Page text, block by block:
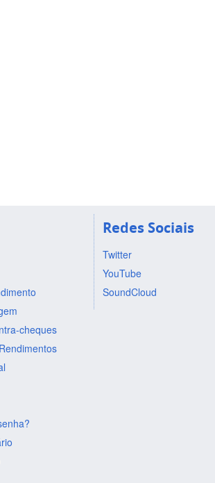
cheques
Redes Sociais
Twitter
YouTube
SoundCloud